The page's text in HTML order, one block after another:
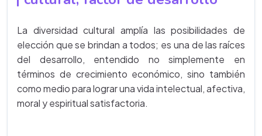
La diversidad cultural amplía las posibilidades de
elección que se brindan a todos; es una de las raíces
del desarrollo, entendido no simplemente en
términos de crecimiento económico, sino también
como medio para lograr una vida intelectual, afectiva,
moral y espiritual satisfactoria.